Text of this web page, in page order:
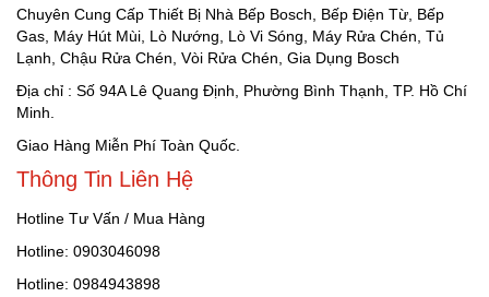
Chuyên Cung Cấp Thiết Bị Nhà Bếp Bosch, Bếp Điện Từ, Bếp
Gas, Máy Hút Mùi, Lò Nướng, Lò Vi Sóng, Máy Rửa Chén, Tủ
Lạnh, Chậu Rửa Chén, Vòi Rửa Chén, Gia Dụng Bosch
Địa chỉ : Số 94A Lê Quang Định, Phường Bình Thạnh, TP. Hồ Chí
Minh.
Giao Hàng Miễn Phí Toàn Quốc.
Thông Tin Liên Hệ
Hotline Tư Vấn / Mua Hàng
Hotline: 0903046098
Hotline: 0984943898